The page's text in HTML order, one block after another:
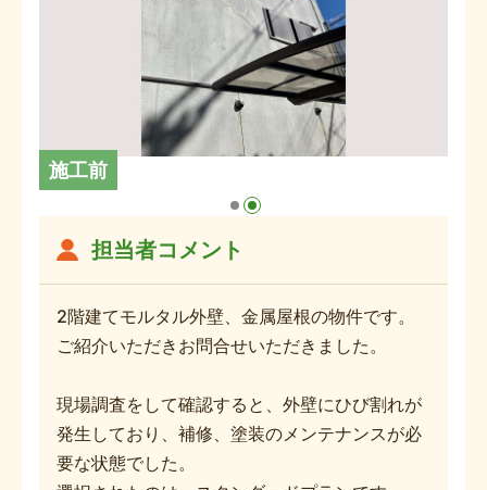
施工前
担当者コメント
2階建てモルタル外壁、金属屋根の物件です。
ご紹介いただきお問合せいただきました。
現場調査をして確認すると、外壁にひび割れが
発生しており、補修、塗装のメンテナンスが必
要な状態でした。